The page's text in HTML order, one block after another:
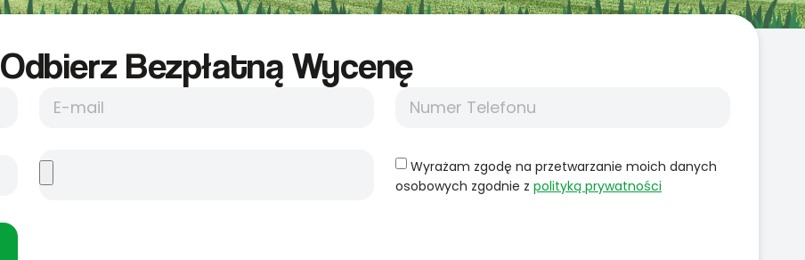
Odbierz Bezpłatną Wycenę
Wyrażam zgodę na przetwarzanie moich danych
osobowych zgodnie z polityką prywatności